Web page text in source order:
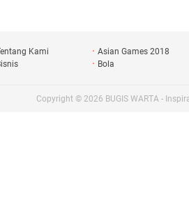
Kami Asian Games 2018
Bola
Copyright © 2026 BUGIS WARTA -